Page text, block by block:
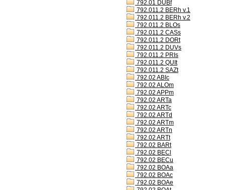
792.01 DUBf
792.011.2 BERh v.1
792.011.2 BERh v.2
792.011.2 BLOs
792.011.2 CASs
792.011.2 DORt
792.011.2 DUVs
792.011.2 PRIs
792.011.2 QUIt
792.011.2 SAZt
792.02 ABIc
792.02 ALOm
792.02 APPm
792.02 ARTa
792.02 ARTc
792.02 ARTd
792.02 ARTm
792.02 ARTn
792.02 ARTt
792.02 BARt
792.02 BECl
792.02 BECu
792.02 BOAa
792.02 BOAc
792.02 BOAe